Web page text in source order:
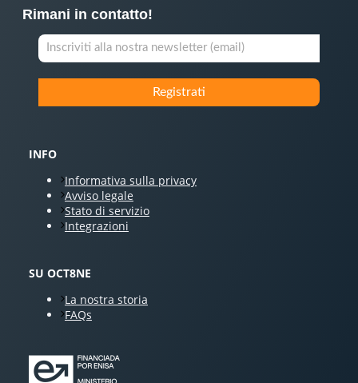
Rimani in contatto!
INFO
Informativa sulla privacy
Avviso legale
Stato di servizio
Integrazioni
SU OCT8NE
La nostra storia
FAQs